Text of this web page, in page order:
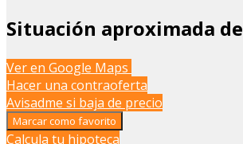
Situación aproximada
+
−
Ver en Google Maps
Hacer una contraoferta
Avisadme si baja de precio
Marcar como favorito
Calcula tu hipoteca